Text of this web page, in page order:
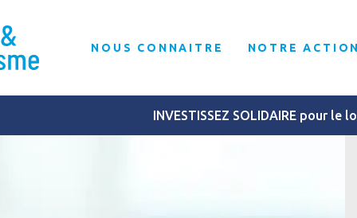
NOUS CONNAITRE NOTRE ACTION
INVESTISSEZ SOLIDAIRE pour